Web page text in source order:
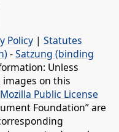
Policy | Statutes
-Satzung (binding
Unless
on this
Mozilla Public License
Foundation” are